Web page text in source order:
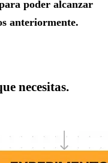
poder alcanzar
anteriormente.
necesitas.